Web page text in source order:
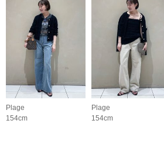
Plage
154cm
Plage
154cm